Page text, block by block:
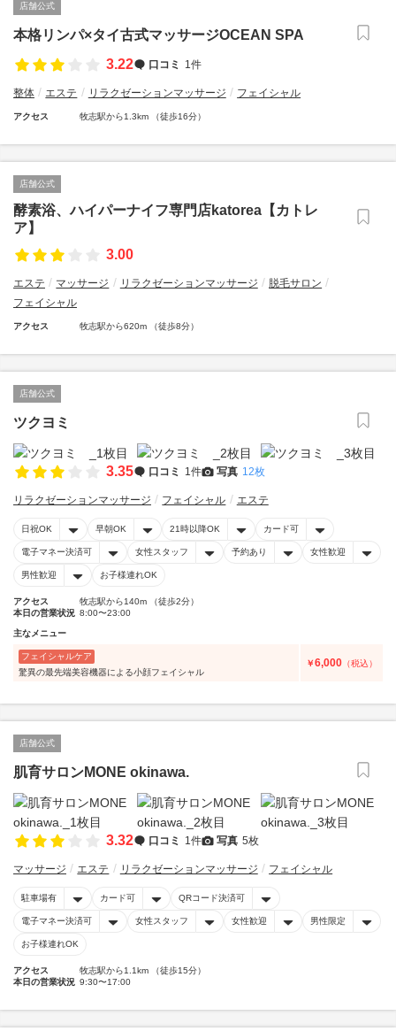
店舗公式
本格リンパ×タイ古式マッサージOCEAN SPA
3.22
口コミ 1件
整体 エステ リラクゼーションマッサージ フェイシャル
アクセス 牧志駅から1.3km （徒歩16分）
店舗公式
酵素浴、ハイパーナイフ専門店katorea【カトレ
ア】
3.00
エステ マッサージ リラクゼーションマッサージ
脱毛サロン
フェイシャル
アクセス 牧志駅から620m （徒歩8分）
店舗公式
ツクヨミ
3.35 口コミ 1件 写真 12枚
リラクゼーションマッサージ フェイシャル エステ
日祝OK 早朝OK 21時以降OK カード可
電子マネー決済可 女性スタッフ 予約あり 女性歓迎
男性歓迎 お子様連れOK
アクセス
牧志駅から140m （徒歩2分）
本日の営業状況 8:00〜23:00
主なメニュー
フェイシャルケア
驚異の最先端美容機器による小顔フェイシャル
￥6,000 （税込）
店舗公式
肌育サロンMONE okinawa.
3.32 口コミ 1件 写真 5枚
マッサージ エステ リラクゼーションマッサージ フェイシャル
駐車場有 カード可 QRコード決済可
電子マネー決済可 女性スタッフ 女性歓迎 男性限定
お子様連れOK
アクセス
牧志駅から1.1km （徒歩15分）
本日の営業状況 9:30〜17:00